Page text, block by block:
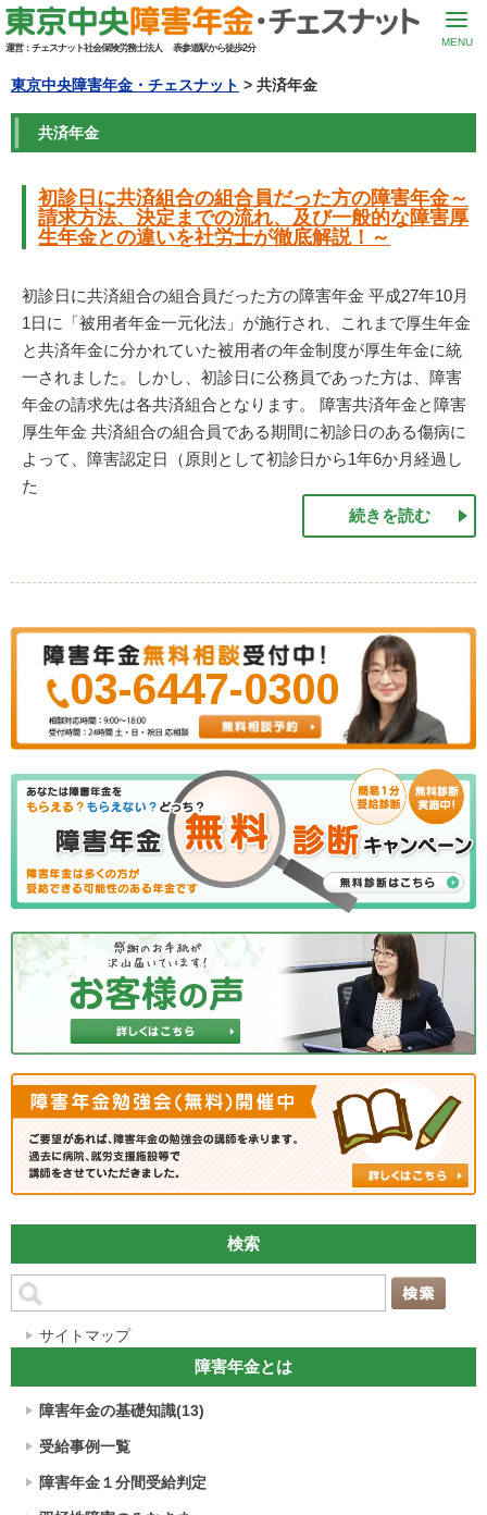
運営： チェスナット社会保険労務士法人 表参道駅から徒歩2分
MENU
東京中央障害年金・チェスナット > 共済年金
共済年金
初診日に共済組合の組合員だった方の障害年金～
請求方法、決定までの流れ、及び一般的な障害厚
生年金との違いを社労士が徹底解説！～
初診日に共済組合の組合員だった方の障害年金 平成27年10月
1日に「被用者年金一元化法」が施行され、これまで厚生年金
と共済年金に分かれていた被用者の年金制度が厚生年金に統
一されました。しかし、初診日に公務員であった方は、障害
年金の請求先は各共済組合となります。 障害共済年金と障害
厚生年金 共済組合の組合員である期間に初診日のある傷病に
よって、障害認定日（原則として初診日から1年6か月経過し
た
続きを読む
03-6447-0300
検索
サイトマップ
障害年金とは
障害年金の基礎知識(13)
受給事例一覧
障害年金１分間受給判定